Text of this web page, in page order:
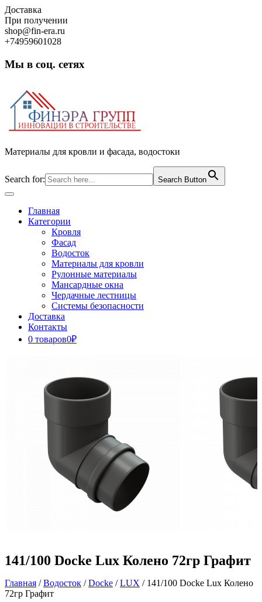
Skip
to
content
Доставка
При получении
shop@fin-era.ru
+74959601028
Мы в соц. сетях
Материалы для кровли и фасада, водостоки
Search for: Search Button
Open
ButtonГлавная
Категории
Кровля
Фасад
Водосток
Материалы для кровли
Рулонные материалы
Мансардные окна
Чердачные лестницы
Системы безопасности
Доставка
Контакты
0 товаров0₽
141/100 Docke Lux Колено 72гр Графит
Главная /Водосток /Docke /LUX / 141/100 Docke Lux Колено
72гр Графит